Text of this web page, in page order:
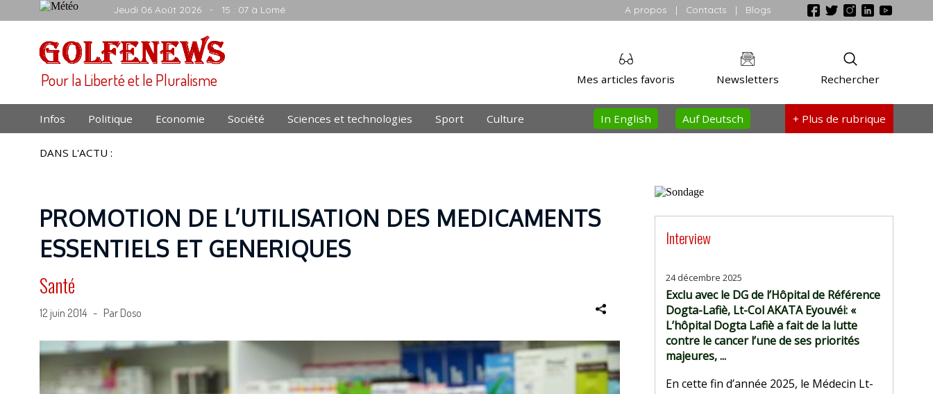
Jeudi 06 Août 2026 - 15 : 07 à Lomé A propos | Contacts | Blogs
Pour la Liberté et le Pluralisme Rechercher
Newsletters
Mes articles favoris
Infos Politique Economie Société Sciences et technologies Sport Culture + Plus de rubrique
Auf Deutsch
In English
DANS L'ACTU :
PROMOTION DE L’UTILISATION DES MEDICAMENTS
ESSENTIELS ET GENERIQUES
Santé
12 juin 2014 - Par Doso
Interview
24 décembre 2025
Exclu avec le DG de l’Hôpital de Référence
Dogta-Lafiè, Lt-Col AKATA Eyouvéi: «
L’hôpital Dogta Lafiè a fait de la lutte
contre le cancer l’une de ses priorités
majeures, ...
En cette fin d’année 2025, le Médecin Lt-